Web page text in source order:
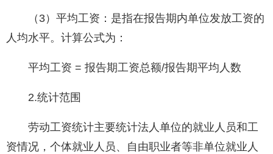
（3）平均工资：是指在报告期内单位发放工资的
人均水平。计算公式为：
平均工资 = 报告期工资总额/报告期平均人数
2.统计范围
劳动工资统计主要统计法人单位的就业人员和工
资情况，个体就业人员、自由职业者等非单位就业人